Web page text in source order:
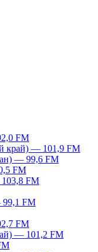
FM
край) — 101,9 FM
— 99,6 FM
FM
FM
99,1 FM
FM
— 101,2 FM